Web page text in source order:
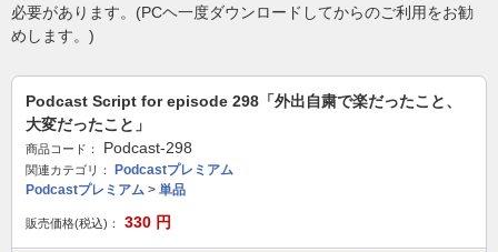
必要があります。(PCヘ一度ダウンロードしてからのご利用をお勧
めします。)
Podcast Script for episode 298「外出自粛で楽だったこと、
大変だったこと」
商品コード： Podcast-298
関連カテゴリ：
Podcastプレミアム
Podcastプレミアム > 単品
販売価格(税込)： 330 円